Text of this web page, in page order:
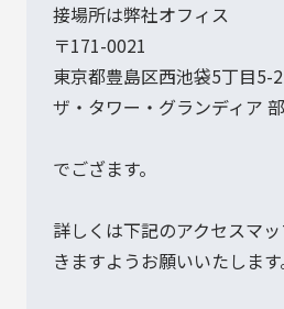
接場所は弊社オフィス
〒171-0021
東京都豊島区西池袋5丁目5-
ザ・タワー・グランディア
でござます。
詳しくは下記のアクセスマ
きますようお願いいたします